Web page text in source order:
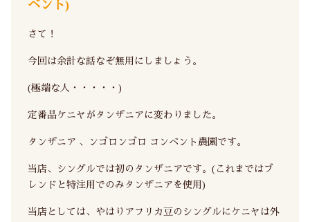
ベント)
さて！
今回は余計な話なぞ無用にしましょう。
(極端な人・・・・・)
定番品ケニヤがタンザニアに変わりました。
タンザニア 、ンゴロンゴロ コンベント農園です。
当店、シングルでは初のタンザニアです。(これまではブ
レンドと特注用でのみタンザニアを使用)
当店としては、やはりアフリカ豆のシングルにケニヤは外